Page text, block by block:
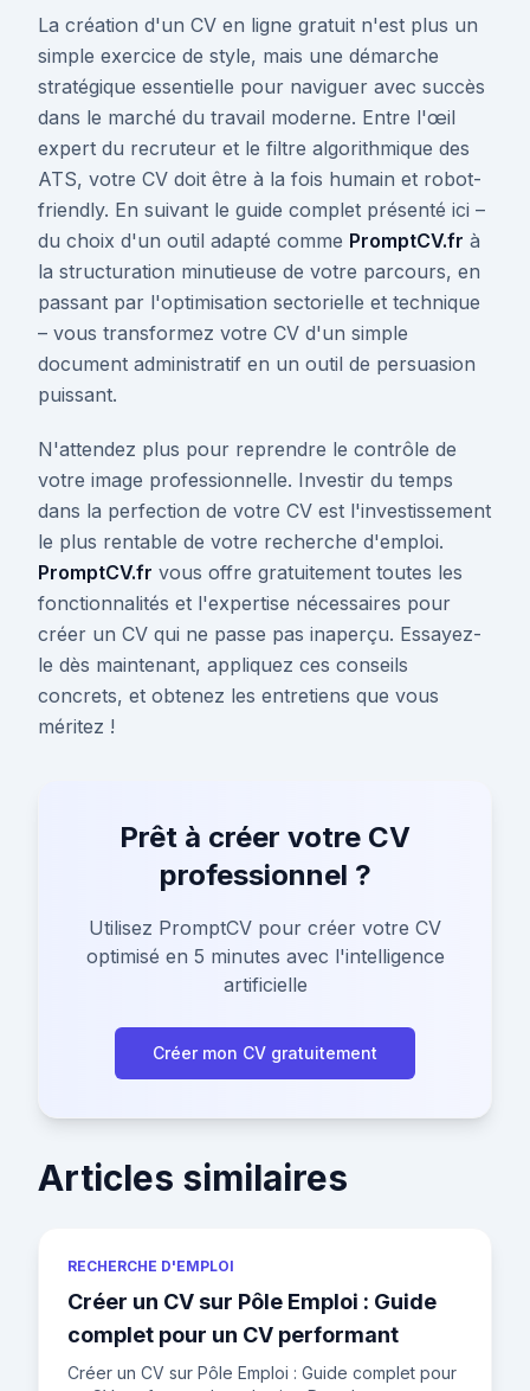
La création d'un CV en ligne gratuit n'est plus un
simple exercice de style, mais une démarche
stratégique essentielle pour naviguer avec succès
dans le marché du travail moderne. Entre l'œil
expert du recruteur et le filtre algorithmique des
ATS, votre CV doit être à la fois humain et robot-
friendly. En suivant le guide complet présenté ici –
du choix d'un outil adapté comme PromptCV.fr à
la structuration minutieuse de votre parcours, en
passant par l'optimisation sectorielle et technique
– vous transformez votre CV d'un simple
document administratif en un outil de persuasion
puissant.
N'attendez plus pour reprendre le contrôle de
votre image professionnelle. Investir du temps
dans la perfection de votre CV est l'investissement
le plus rentable de votre recherche d'emploi.
PromptCV.fr vous offre gratuitement toutes les
fonctionnalités et l'expertise nécessaires pour
créer un CV qui ne passe pas inaperçu. Essayez-
le dès maintenant, appliquez ces conseils
concrets, et obtenez les entretiens que vous
méritez !
Prêt à créer votre CV
professionnel ?
Utilisez PromptCV pour créer votre CV
optimisé en 5 minutes avec l'intelligence
artificielle
Créer mon CV gratuitement
Articles similaires
RECHERCHE D'EMPLOI
Créer un CV sur Pôle Emploi : Guide
complet pour un CV performant
Créer un CV sur Pôle Emploi : Guide complet pour